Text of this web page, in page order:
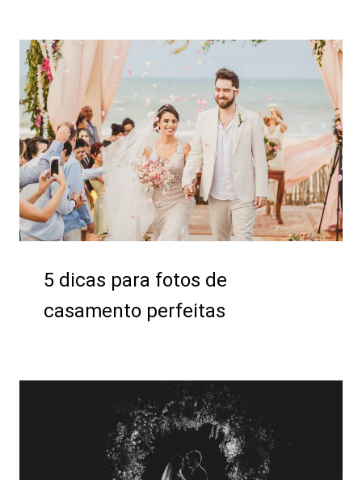
5 dicas para fotos de
casamento perfeitas